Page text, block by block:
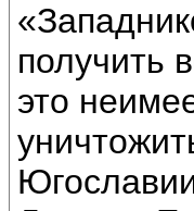
получить
это